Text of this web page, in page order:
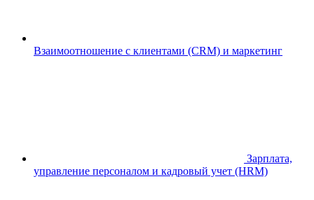
Взаимоотношение с клиентами (CRM) и маркетинг
Зарплата,
управление персоналом и кадровый учет (HRM)